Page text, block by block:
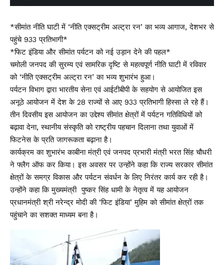
*सीमांत नीति घाटी में ‘नीति एक्सट्रीम अल्ट्रा रन’ का भव्य आगाज, देशभर से
पहुंचे 933 प्रतिभागी*
*फिट इंडिया और सीमांत पर्यटन को नई उड़ान देने की पहल*
चमोली जनपद की सुरम्य एवं सामरिक दृष्टि से महत्वपूर्ण नीति घाटी में रविवार
को ‘नीति एक्सट्रीम अल्ट्रा रन’ का भव्य शुभारंभ हुआ।
पर्यटन विभाग द्वारा भारतीय सेना एवं आईटीबीपी के सहयोग से आयोजित इस
अनूठे आयोजन में देश के 28 राज्यों से आए 933 प्रतिभागी हिस्सा ले रहे हैं।
तीन दिवसीय इस आयोजन का उद्देश्य सीमांत क्षेत्रों में पर्यटन गतिविधियों को
बढ़ावा देना, स्थानीय संस्कृति को राष्ट्रीय पहचान दिलाना तथा युवाओं में
फिटनेस के प्रति जागरूकता बढ़ाना है।
कार्यक्रम का शुभारंभ काबीना मंत्री एवं जनपद प्रभारी मंत्री भरत सिंह चौधरी
ने फ्लैग ऑफ कर किया। इस अवसर पर उन्होंने कहा कि राज्य सरकार सीमांत
क्षेत्रों के समग्र विकास और पर्यटन संवर्धन के लिए निरंतर कार्य कर रही है।
उन्होंने कहा कि मुख्यमंत्री पुष्कर सिंह धामी के नेतृत्व में यह आयोजन
प्रधानमंत्री श्री नरेन्द्र मोदी की ‘फिट इंडिया’ मुहिम को सीमांत क्षेत्रों तक
पहुंचाने का सशक्त माध्यम बना है।